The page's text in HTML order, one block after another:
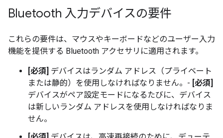
Bluetooth 入力デバイスの要件
これらの要件は、マウスやキーボードなどのユーザー入力
機能を提供する Bluetooth アクセサリに適用されます。
[必須] デバイスはランダム アドレス（プライベート
または静的）を使用しなければなりません。- [必須]
デバイスがペア設定モードになるたびに、デバイス
は新しいランダム アドレスを使用しなければなりま
せん。